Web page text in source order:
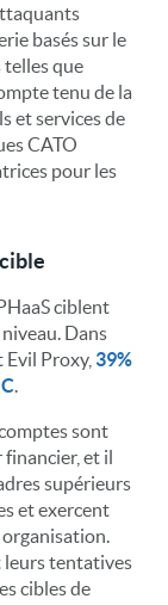
basés sur le
telles que
tenu de la
et services de
CATO
pour les
ciblent
Dans
Proxy, 39%
sont
et il
supérieurs
et exercent
leurs tentatives
cibles de